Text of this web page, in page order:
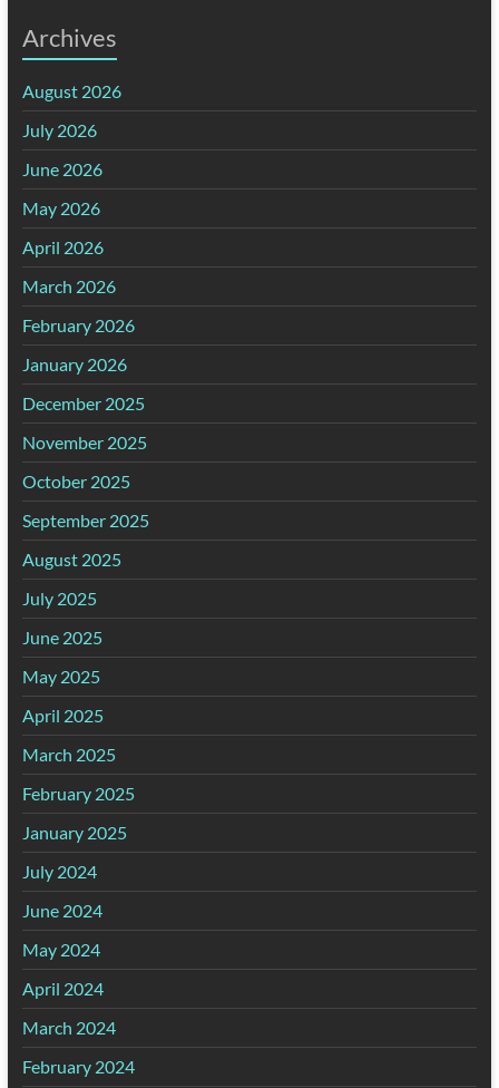
Archives
August 2026
July 2026
June 2026
May 2026
April 2026
March 2026
February 2026
January 2026
December 2025
November 2025
October 2025
September 2025
August 2025
July 2025
June 2025
May 2025
April 2025
March 2025
February 2025
January 2025
July 2024
June 2024
May 2024
April 2024
March 2024
February 2024